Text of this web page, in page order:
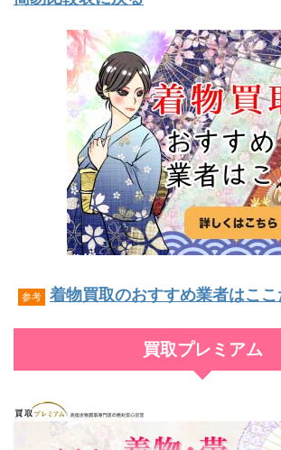
参考 着物買取のおすすめ業者はこ
買取プレミアム